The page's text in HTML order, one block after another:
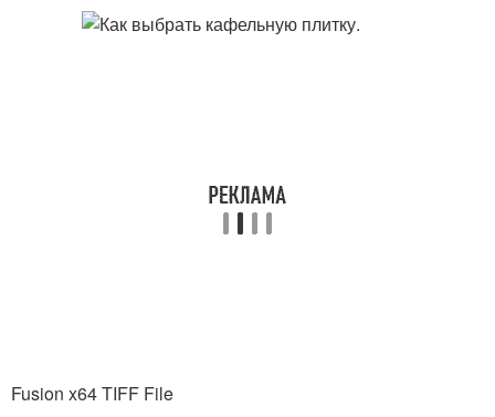
Fusion x64 TIFF File